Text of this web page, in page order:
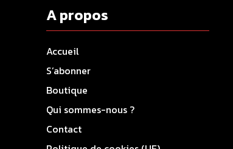
A propos
Accueil
S’abonner
Boutique
Qui sommes-nous ?
Contact